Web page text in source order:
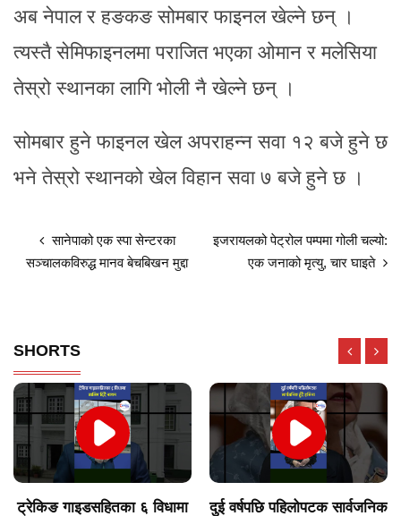
अब नेपाल र हङकङ सोमबार फाइनल खेल्ने छन् ।
त्यस्तै सेमिफाइनलमा पराजित भएका ओमान र मलेसिया
तेस्रो स्थानका लागि भोली नै खेल्ने छन् ।
सोमबार हुने फाइनल खेल अपराहन्न सवा १२ बजे हुने छ
भने तेस्रो स्थानको खेल विहान सवा ७ बजे हुने छ ।
सानेपाको एक स्पा सेन्टरका
सञ्चालकविरुद्ध मानव बेचबिखन मुद्दा
इजरायलको पेट्रोल पम्पमा गोली चल्यो:
एक जनाको मृत्यु, चार घाइते
SHORTS
ट्रेकिङ गाइडसहितका ६ विधामा
दुई वर्षपछि पहिलोपटक सार्वजनिक